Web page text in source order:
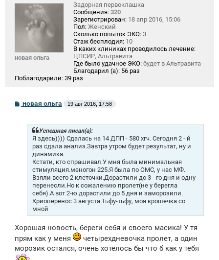
новая ольга
Задорная первоклашка
Сообщения: 320
Зарегистрирован: 18 апр 2016, 15:06
Пол: Женский
Сколько попыток ЭКО: 3
Стаж бесплодия: 10
В каких клиниках проводилось лечение:
ЦПСИР, Альтравита
Где было удачное ЭКО: будет в Альтравита
Благодарил (а): 56 раз
Поблагодарили: 39 раз
С
о
новая ольга 19 авг 2016, 17:58
Успешная писал(а):
Я здесь)))) Сдалась на 14 ДПП - 580 хгч. Сегодня 2 - й
раз сдала анализ.Завтра утром будет результат, ну и
динамика.
Кстати, кто спрашивал.У мня была минимальная
стимуляция.меногон 225.Я была по ОМС, у нас МФ.
Взяли всего 2 клеточки.Дорастили до 3 - го дня и одну
перенесли.Но к сожалению пролет(не у берегла
себя).А вот 2-ю дорастили до 5 дня и заморозили.
Криоперенос 3 августа.Тьфу-тьфу, моя крошечка со
мной
Хорошая новость, береги себя и своего масика! У тя
прям как у меня
четырехдневочка пролет, а один
морозик остался, очень хотелось бы что б как у тебя